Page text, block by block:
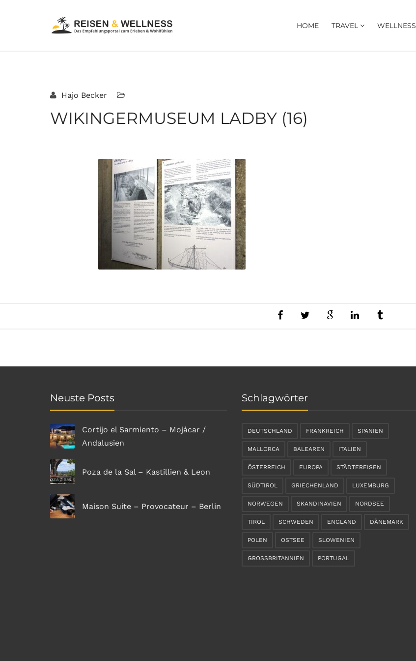
HOME TRAVEL WELLNESS
Hajo Becker
WIKINGERMUSEUM LADBY (16)
Neuste Posts
Cortijo el Sarmiento – Mojácar /
Andalusien
Poza de la Sal – Kastillien & Leon
Maison Suite – Provocateur – Berlin
Schlagwörter
DEUTSCHLAND FRANKREICH SPANIEN
MALLORCA BALEAREN ITALIEN
ÖSTERREICH EUROPA STÄDTEREISEN
SÜDTIROL GRIECHENLAND LUXEMBURG
NORWEGEN SKANDINAVIEN NORDSEE
TIROL SCHWEDEN ENGLAND DÄNEMARK
POLEN OSTSEE SLOWENIEN
GROSSBRITANNIEN PORTUGAL